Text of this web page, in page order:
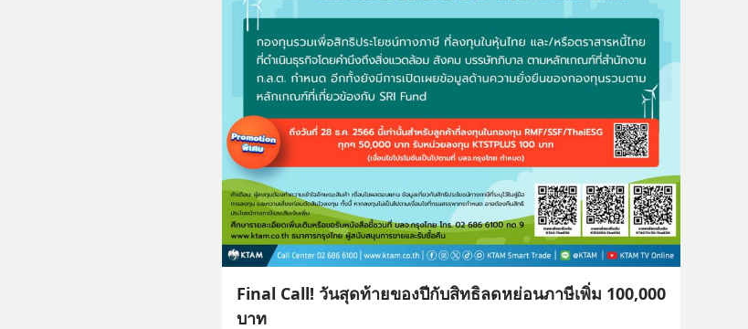
Final Call! วันสุดท้ายของปีกับสิทธิลดหย่อนภาษีเพิ่ม 100,000
บาท